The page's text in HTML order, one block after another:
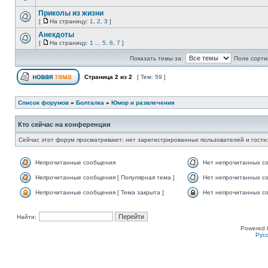
Приколы из жизни
[ На страницу: 1 2 3 ]
Анекдоты
[ На страницу: 1 5 6 7 ]
Показать темы за: Поле
Страница 2 из 2 [ Тем: 59 ]
Список форумов » Болталка » Юмор и развлечения
Кто сейчас на конференции
Сейчас этот форум просматривают: нет зарегистрированных пользователей и
Непрочитанные сообщения Нет непрочитанных
Непрочитанные сообщения [ Популярная тема ] Нет непрочитанных
Непрочитанные сообщения [ Тема закрыта ] Нет непрочитанных
Найти:
Powered